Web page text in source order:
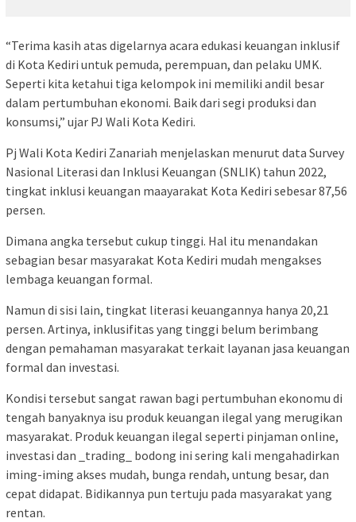
“Terima kasih atas digelarnya acara edukasi keuangan inklusif
di Kota Kediri untuk pemuda, perempuan, dan pelaku UMK.
Seperti kita ketahui tiga kelompok ini memiliki andil besar
dalam pertumbuhan ekonomi. Baik dari segi produksi dan
konsumsi,” ujar PJ Wali Kota Kediri.
Pj Wali Kota Kediri Zanariah menjelaskan menurut data Survey
Nasional Literasi dan Inklusi Keuangan (SNLIK) tahun 2022,
tingkat inklusi keuangan maayarakat Kota Kediri sebesar 87,56
persen.
Dimana angka tersebut cukup tinggi. Hal itu menandakan
sebagian besar masyarakat Kota Kediri mudah mengakses
lembaga keuangan formal.
Namun di sisi lain, tingkat literasi keuangannya hanya 20,21
persen. Artinya, inklusifitas yang tinggi belum berimbang
dengan pemahaman masyarakat terkait layanan jasa keuangan
formal dan investasi.
Kondisi tersebut sangat rawan bagi pertumbuhan ekonomu di
tengah banyaknya isu produk keuangan ilegal yang merugikan
masyarakat. Produk keuangan ilegal seperti pinjaman online,
investasi dan _trading_ bodong ini sering kali mengahadirkan
iming-iming akses mudah, bunga rendah, untung besar, dan
cepat didapat. Bidikannya pun tertuju pada masyarakat yang
rentan.